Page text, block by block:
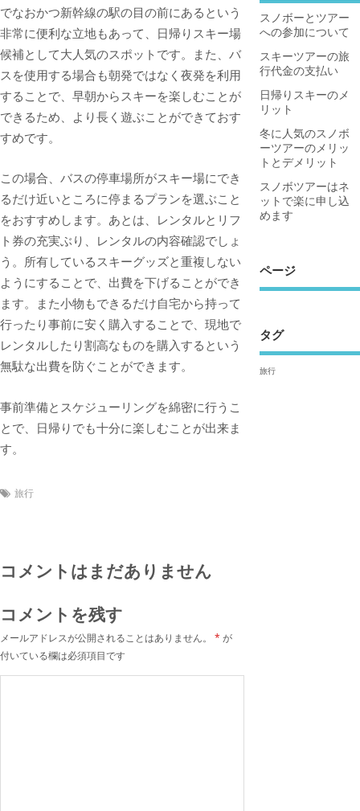
でなおかつ新幹線の駅の目の前にあるという
非常に便利な立地もあって、日帰りスキー場
候補として大人気のスポットです。また、バ
スを使用する場合も朝発ではなく夜発を利用
することで、早朝からスキーを楽しむことが
できるため、より長く遊ぶことができておす
すめです。
この場合、バスの停車場所がスキー場にでき
るだけ近いところに停まるプランを選ぶこと
をおすすめします。あとは、レンタルとリフ
ト券の充実ぶり、レンタルの内容確認でしょ
う。所有しているスキーグッズと重複しない
ようにすることで、出費を下げることができ
ます。また小物もできるだけ自宅から持って
行ったり事前に安く購入することで、現地で
レンタルしたり割高なものを購入するという
無駄な出費を防ぐことができます。
事前準備とスケジューリングを綿密に行うこ
とで、日帰りでも十分に楽しむことが出来ま
す。
旅行
コメントはまだありません
コメントを残す
メールアドレスが公開されることはありません。 * が
付いている欄は必須項目です
スノボーとツアー
への参加について
スキーツアーの旅
行代金の支払い
日帰りスキーのメ
リット
冬に人気のスノボ
ーツアーのメリッ
トとデメリット
スノボツアーはネ
ットで楽に申し込
めます
ページ
タグ
旅行